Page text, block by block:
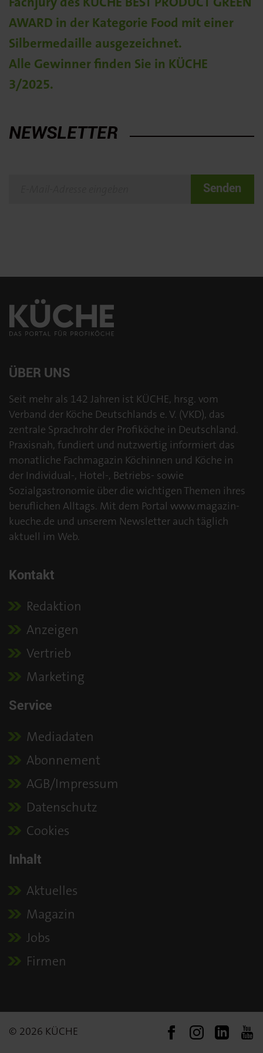
AWARD in der Kategorie Food mit einer
Silbermedaille ausgezeichnet.
Alle Gewinner finden Sie in KÜCHE
3/2025.
NEWSLETTER
Senden
ÜBER UNS
Seit mehr als 142 Jahren ist KÜCHE, hrsg. vom
Verband der Köche Deutschlands e. V. (VKD), das
zentrale Sprachrohr der Profiköche in Deutschland.
Praxisnah, fundiert und nutzwertig informiert das
monatliche Fachmagazin Köchinnen und Köche in
der Individual-, Hotel-, Betriebs- sowie
Sozialgastronomie über die wichtigen Themen ihres
beruflichen Alltags. Mit dem Portal www.magazin-
kueche.de und unserem Newsletter auch täglich
aktuell im Web.
Kontakt
Redaktion
Anzeigen
Vertrieb
Marketing
Service
Mediadaten
Abonnement
AGB/Impressum
Datenschutz
Cookies
Inhalt
Aktuelles
Magazin
Jobs
Firmen
© 2026 KÜCHE